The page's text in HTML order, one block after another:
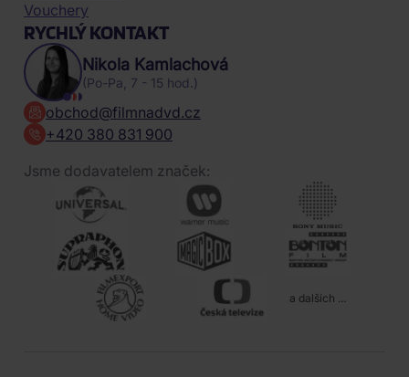
Vouchery
RYCHLÝ KONTAKT
Nikola Kamlachová
(Po-Pa, 7 - 15 hod.)
obchod@filmnadvd.cz
+420 380 831 900
Jsme dodavatelem značek:
a dalších ...